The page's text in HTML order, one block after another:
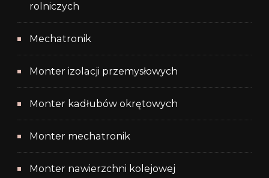
rolniczych
Mechatronik
Monter izolacji przemysłowych
Monter kadłubów okrętowych
Monter mechatronik
Monter nawierzchni kolejowej